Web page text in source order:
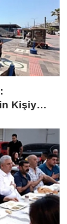
Kişiye